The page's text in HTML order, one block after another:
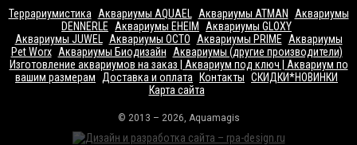
Террариумистика Аквариумы AQUAEL Аквариумы ATMAN
Аквариумы
DENNERLE
Аквариумы EHEIM
Аквариумы GLOXY
Аквариумы JUWEL
Аквариумы OCTO Аквариумы PRIME
Аквариумы
Pet Worx Аквариумы Биодизайн
Аквариумы (другие производители)
Изготовление аквариумов на заказ | Аквариум под ключ | Аквариум по
вашим размерам
Доставка и оплата Контакты СКИДКИ*НОВИНКИ
Карта сайта
© 2013 – 2026, Aquamagis